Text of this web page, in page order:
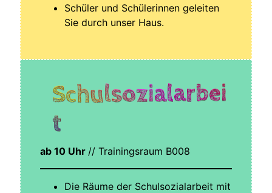
Schü­ler und Schü­le­rin­nen gelei­ten
Sie durch unser Haus.
Schulsozialarbei
t
ab 10 Uhr // Trai­nings­raum B008
Die Räu­me der Schul­so­zi­al­ar­beit mit